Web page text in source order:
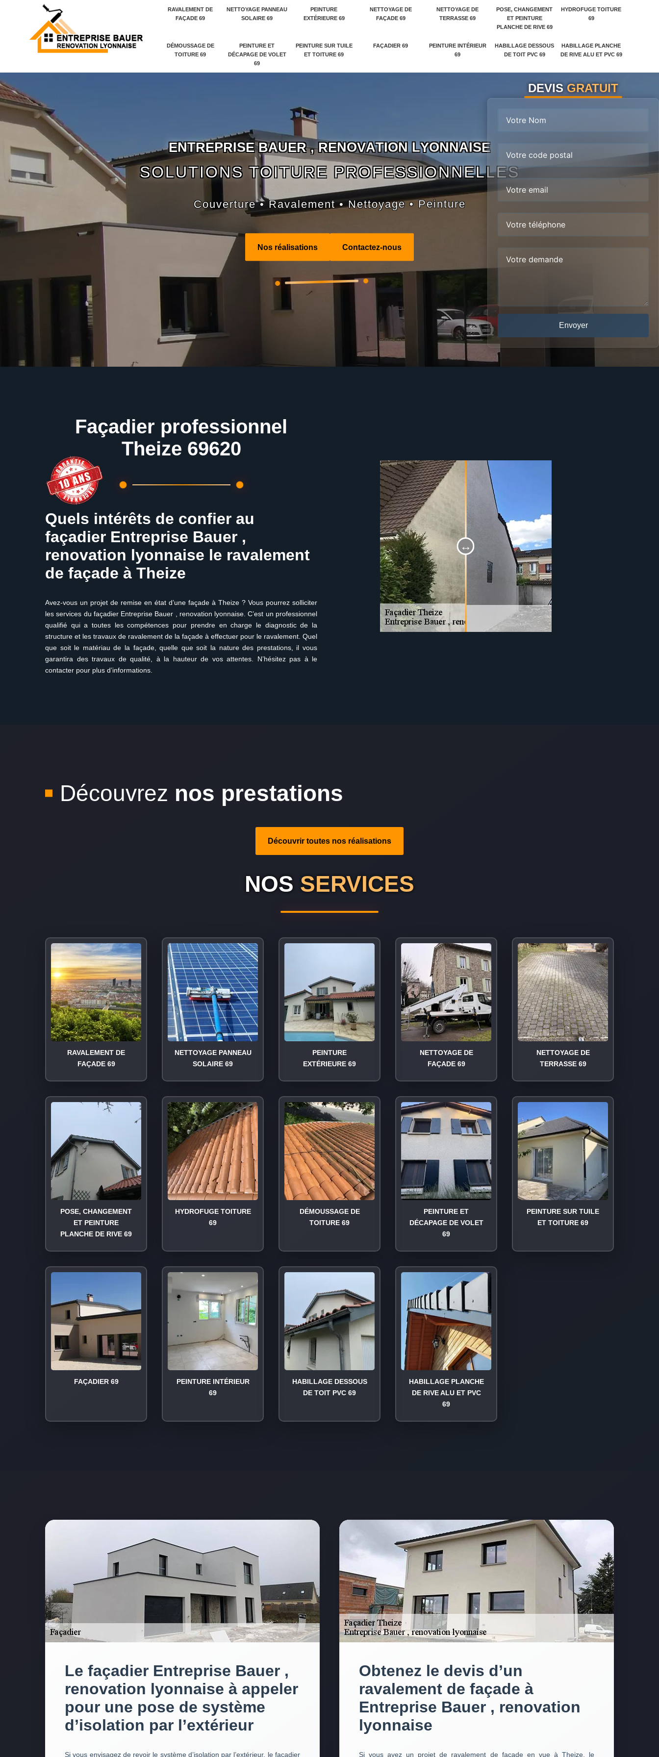
RAVALEMENT DE
FAÇADE 69
NETTOYAGE PANNEAU
SOLAIRE 69
PEINTURE
EXTÉRIEURE 69
NETTOYAGE DE
FAÇADE 69
NETTOYAGE DE
TERRASSE 69
POSE, CHANGEMENT
ET PEINTURE
PLANCHE DE RIVE 69
HYDROFUGE TOITURE
69
DÉMOUSSAGE DE
TOITURE 69
PEINTURE ET
DÉCAPAGE DE VOLET
69
PEINTURE SUR TUILE
ET TOITURE 69
FAÇADIER 69
PEINTURE INTÉRIEUR
69
HABILLAGE DESSOUS
DE TOIT PVC 69
HABILLAGE PLANCHE
DE RIVE ALU ET PVC 69
ENTREPRISE BAUER , RENOVATION LYONNAISE
SOLUTIONS TOITURE PROFESSIONNELLES
Couverture • Ravalement • Nettoyage • Peinture
Nos réalisations Contactez-nous
DEVISGRATUIT
Façadier professionnel
Theize 69620
Quels intérêts de confier au
façadier Entreprise Bauer ,
renovation lyonnaise le ravalement
de façade à Theize
Avez-vous un projet de remise en état d’une façade à Theize ? Vous pourrez solliciter
les services du façadier Entreprise Bauer , renovation lyonnaise. C’est un professionnel
qualifié qui a toutes les compétences pour prendre en charge le diagnostic de la
structure et les travaux de ravalement de la façade à effectuer pour le ravalement. Quel
que soit le matériau de la façade, quelle que soit la nature des prestations, il vous
garantira des travaux de qualité, à la hauteur de vos attentes. N’hésitez pas à le
contacter pour plus d’informations.
Découvrez nos prestations
Découvrir toutes nos réalisations
NOS SERVICES
RAVALEMENT DE
FAÇADE 69
NETTOYAGE PANNEAU
SOLAIRE 69
PEINTURE
EXTÉRIEURE 69
NETTOYAGE DE
FAÇADE 69
NETTOYAGE DE
TERRASSE 69
POSE, CHANGEMENT
ET PEINTURE
PLANCHE DE RIVE 69
HYDROFUGE TOITURE
69
DÉMOUSSAGE DE
TOITURE 69
PEINTURE ET
DÉCAPAGE DE VOLET
69
PEINTURE SUR TUILE
ET TOITURE 69
FAÇADIER 69
PEINTURE INTÉRIEUR
69
HABILLAGE DESSOUS
DE TOIT PVC 69
HABILLAGE PLANCHE
DE RIVE ALU ET PVC
69
Le façadier Entreprise Bauer ,
renovation lyonnaise à appeler
pour une pose de système
d’isolation par l’extérieur
Si vous envisagez de revoir le système d’isolation par l’extérieur, le façadier
Obtenez le devis d’un
ravalement de façade à
Entreprise Bauer , renovation
lyonnaise
Si vous avez un projet de ravalement de façade en vue à Theize, le